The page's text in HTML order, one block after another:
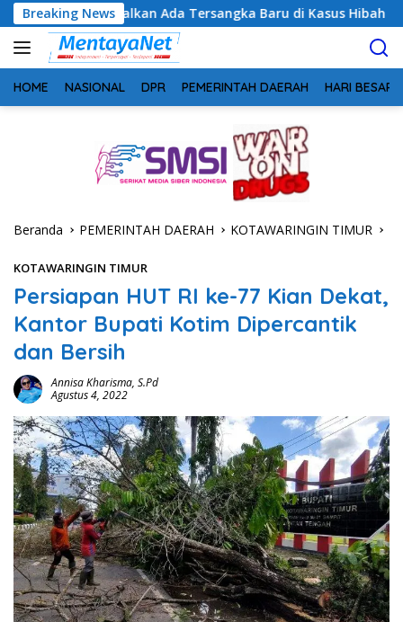
Langsung
ke
konten
Breaking News
Ada Tersangka Baru di Kasus Hibah Rp40 Miliar
HOME NASIONAL DPR PEMERINTAH DAERAH HARI BESAR
Beranda PEMERINTAH DAERAH KOTAWARINGIN TIMUR
KOTAWARINGIN TIMUR
Persiapan HUT RI ke-77 Kian Dekat,
Kantor Bupati Kotim Dipercantik
dan Bersih
Annisa Kharisma, S.Pd
Agustus 4, 2022